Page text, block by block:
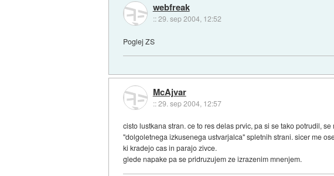
webfreak
::29. sep 2004, 12:52
Poglej ZS
McAjvar
::29. sep 2004, 12:57
cisto lustkana stran. ce to res delas prvic, pa si se tako potrudil,
"dolgoletnega izkusenega ustvarjalca" spletnih strani. sicer me
ki kradejo cas in parajo zivce.
glede napake pa se pridruzujem ze izrazenim mnenjem.